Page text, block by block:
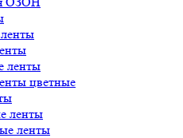
ленты
цветные
ленты
ленты